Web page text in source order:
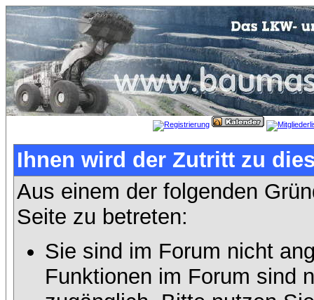
Ihnen wird der Zutritt zu
Aus einem der folgenden
Seite zu betreten:
Sie sind im Forum nicht
Funktionen im Forum sind